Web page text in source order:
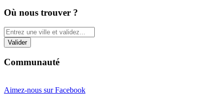
Où nous trouver ?
Communauté
Aimez-nous sur Facebook